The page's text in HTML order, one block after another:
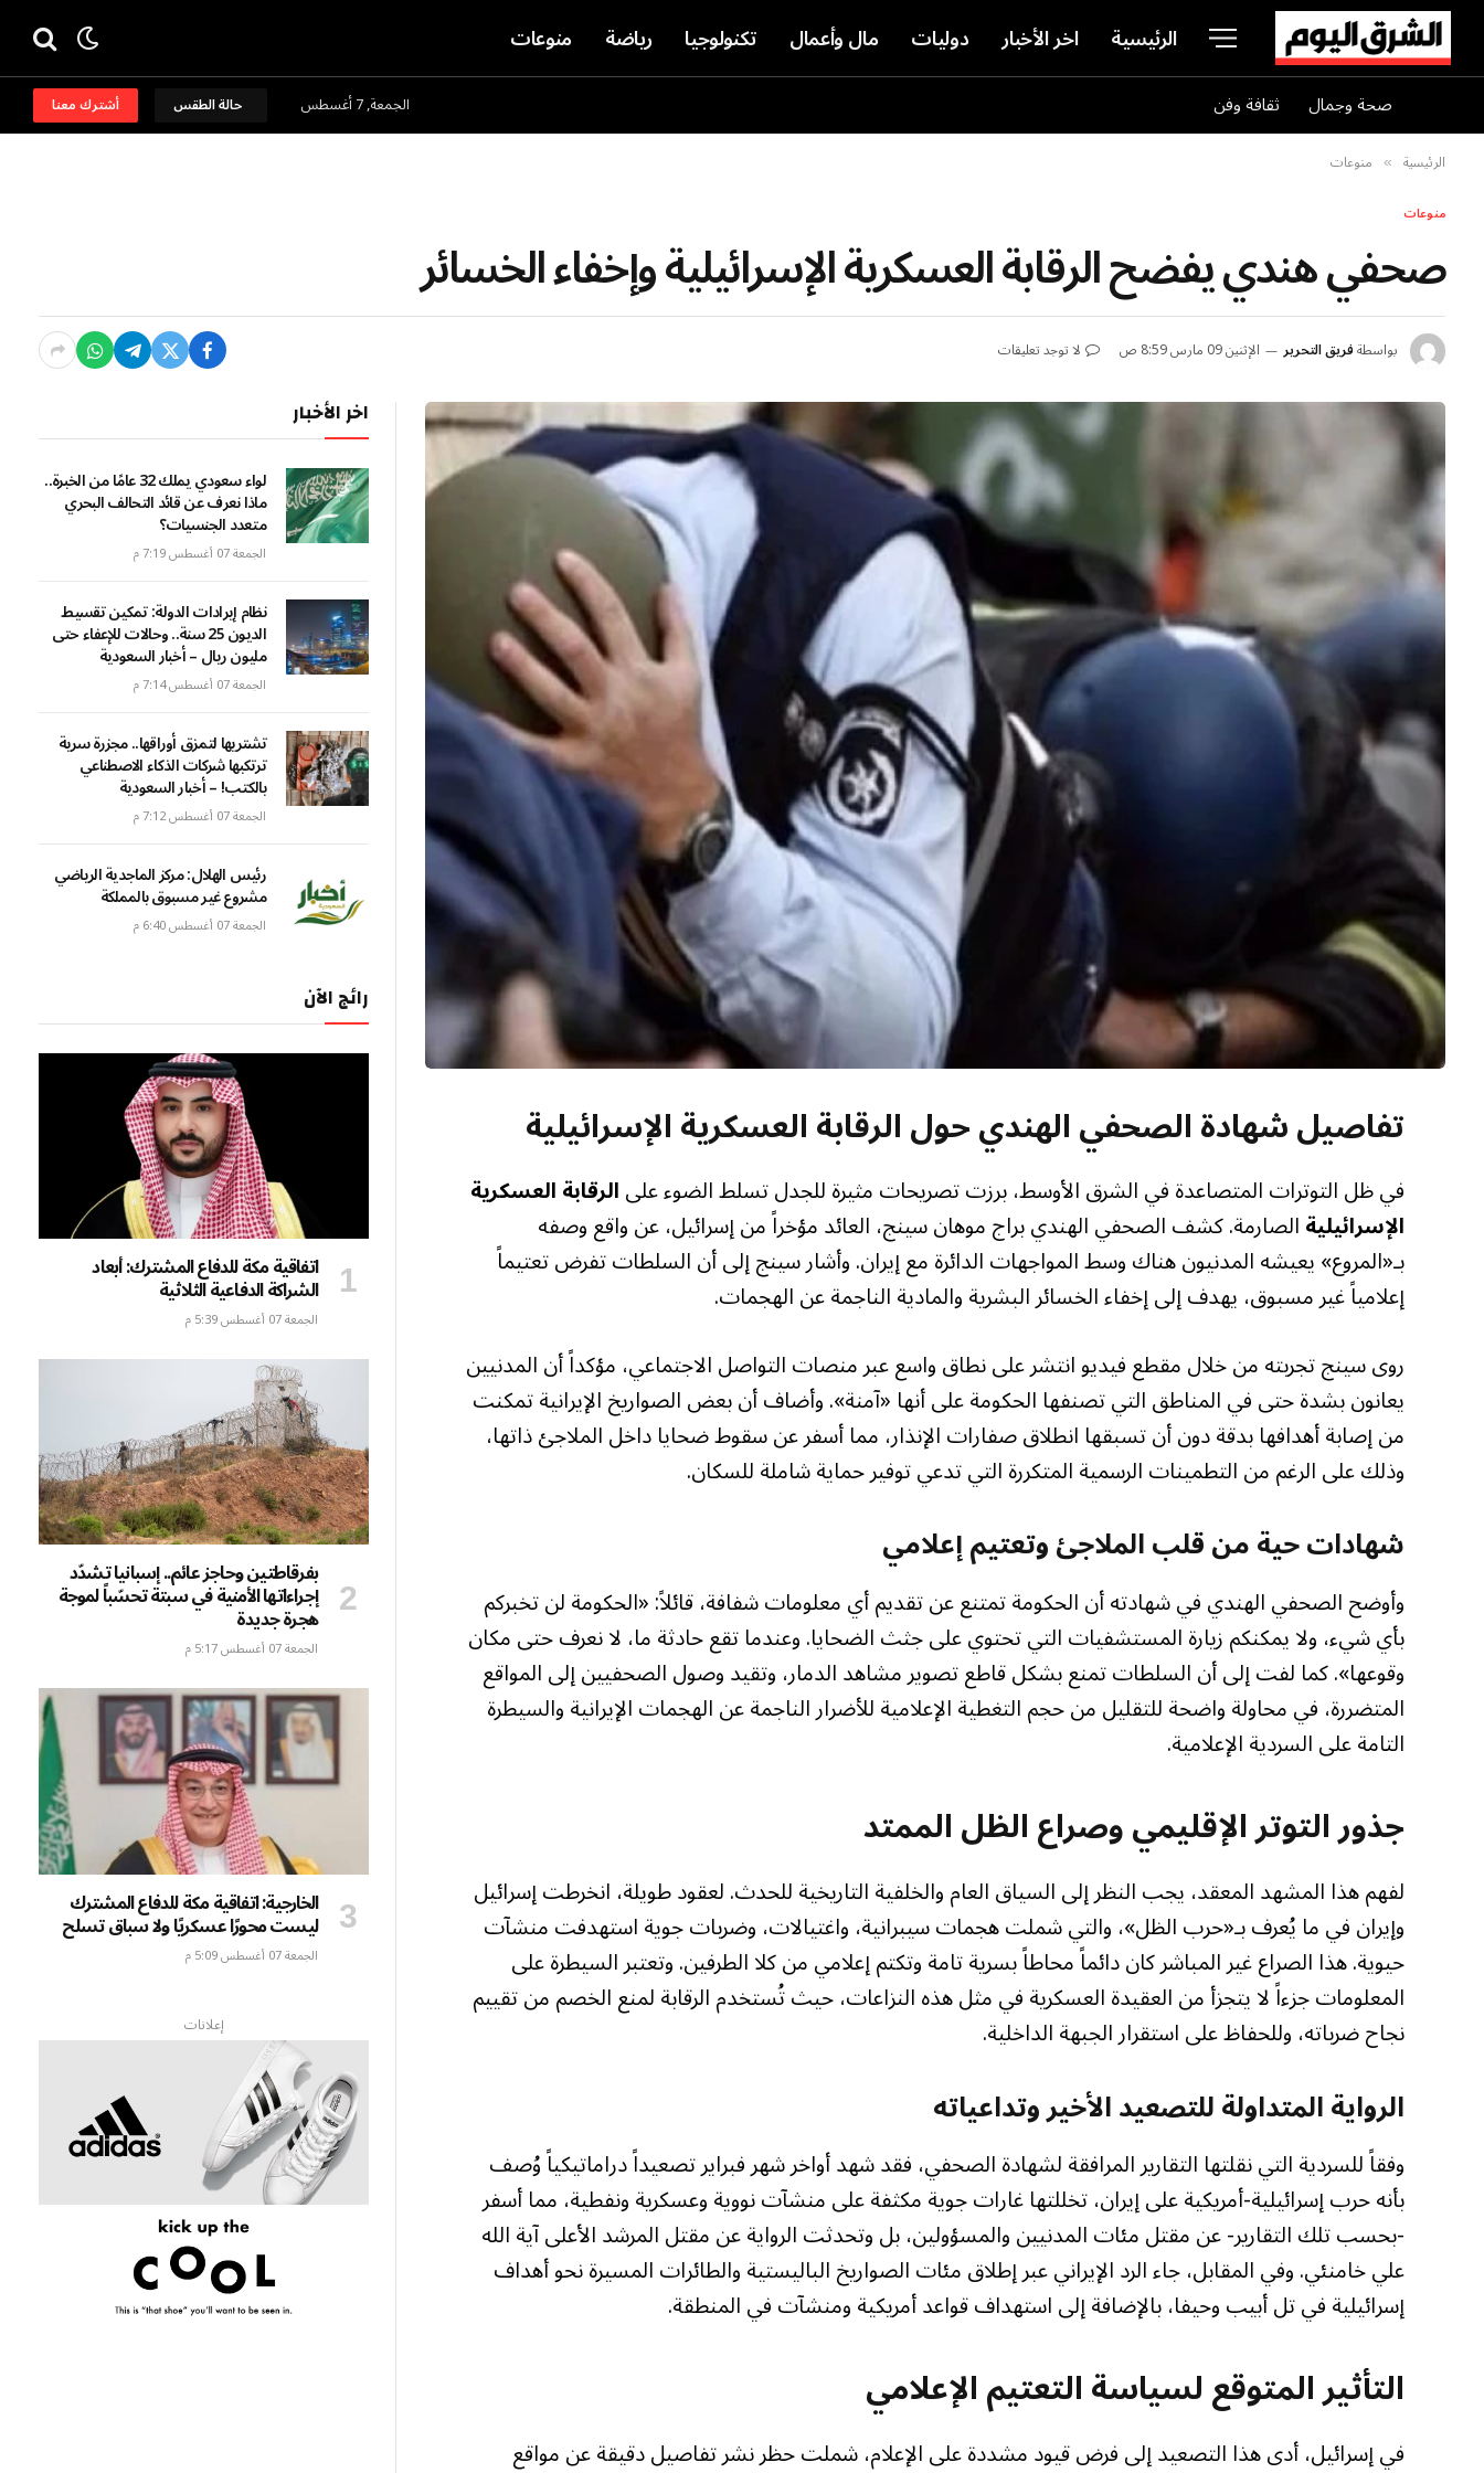
الرئيسية اخر الأخبار دوليات مال وأعمال تكنولوجيا رياضة منوعات
صحة وجمال ثقافة وفن الجمعة, 7 أغسطس حالة الطقس أشترك معنا
الرئيسية » منوعات
منوعات
صحفي هندي يفضح الرقابة العسكرية الإسرائيلية وإخفاء الخسائر
بواسطةفريق التحرير الإثنين 09 مارس 8:59 ص لا توجد تعليقات
تفاصيل شهادة الصحفي الهندي حول الرقابة العسكرية الإسرائيلية
في ظل التوترات المتصاعدة في الشرق الأوسط، برزت تصريحات مثيرة للجدل تسلط الضوء علىالرقابة العسكرية
الإسرائيليةالصارمة. كشف الصحفي الهندي براج موهان سينج، العائد مؤخراً من إسرائيل، عن واقع وصفه
بـ«المروع» يعيشه المدنيون هناك وسط المواجهات الدائرة مع إيران. وأشار سينج إلى أن السلطات تفرض تعتيماً
إعلامياً غير مسبوق، يهدف إلى إخفاء الخسائر البشرية والمادية الناجمة عن الهجمات.
روى سينج تجربته من خلال مقطع فيديو انتشر على نطاق واسع عبر منصات التواصل الاجتماعي، مؤكداً أن المدنيين
يعانون بشدة حتى في المناطق التي تصنفها الحكومة على أنها «آمنة». وأضاف أن بعض الصواريخ الإيرانية تمكنت
من إصابة أهدافها بدقة دون أن تسبقها انطلاق صفارات الإنذار، مما أسفر عن سقوط ضحايا داخل الملاجئ ذاتها،
وذلك على الرغم من التطمينات الرسمية المتكررة التي تدعي توفير حماية شاملة للسكان.
شهادات حية من قلب الملاجئ وتعتيم إعلامي
وأوضح الصحفي الهندي في شهادته أن الحكومة تمتنع عن تقديم أي معلومات شفافة، قائلاً: «الحكومة لن تخبركم
بأي شيء، ولا يمكنكم زيارة المستشفيات التي تحتوي على جثث الضحايا. وعندما تقع حادثة ما، لا نعرف حتى مكان
وقوعها». كما لفت إلى أن السلطات تمنع بشكل قاطع تصوير مشاهد الدمار، وتقيد وصول الصحفيين إلى المواقع
المتضررة، في محاولة واضحة للتقليل من حجم التغطية الإعلامية للأضرار الناجمة عن الهجمات الإيرانية والسيطرة
التامة على السردية الإعلامية.
جذور التوتر الإقليمي وصراع الظل الممتد
لفهم هذا المشهد المعقد، يجب النظر إلى السياق العام والخلفية التاريخية للحدث. لعقود طويلة، انخرطت إسرائيل
وإيران في ما يُعرف بـ«حرب الظل»، والتي شملت هجمات سيبرانية، واغتيالات، وضربات جوية استهدفت منشآت
حيوية. هذا الصراع غير المباشر كان دائماً محاطاً بسرية تامة وتكتم إعلامي من كلا الطرفين. وتعتبر السيطرة على
المعلومات جزءاً لا يتجزأ من العقيدة العسكرية في مثل هذه النزاعات، حيث تُستخدم الرقابة لمنع الخصم من تقييم
نجاح ضرباته، وللحفاظ على استقرار الجبهة الداخلية.
الرواية المتداولة للتصعيد الأخير وتداعياته
وفقاً للسردية التي نقلتها التقارير المرافقة لشهادة الصحفي، فقد شهد أواخر شهر فبراير تصعيداً دراماتيكياً وُصف
بأنه حرب إسرائيلية-أمريكية على إيران، تخللتها غارات جوية مكثفة على منشآت نووية وعسكرية ونفطية، مما أسفر
-بحسب تلك التقارير- عن مقتل مئات المدنيين والمسؤولين، بل وتحدثت الرواية عن مقتل المرشد الأعلى آية الله
علي خامنئي. وفي المقابل، جاء الرد الإيراني عبر إطلاق مئات الصواريخ الباليستية والطائرات المسيرة نحو أهداف
إسرائيلية في تل أبيب وحيفا، بالإضافة إلى استهداف قواعد أمريكية ومنشآت في المنطقة.
التأثير المتوقع لسياسة التعتيم الإعلامي
في إسرائيل، أدى هذا التصعيد إلى فرض قيود مشددة على الإعلام، شملت حظر نشر تفاصيل دقيقة عن مواقع
اخر الأخبار
لواء سعودي يملك 32 عامًا من الخبرة..
ماذا نعرف عن قائد التحالف البحري
متعدد الجنسيات؟
الجمعة 07 أغسطس 7:19 م
نظام إيرادات الدولة: تمكين تقسيط
الديون 25 سنة.. وحالات للإعفاء حتى
مليون ريال – أخبار السعودية
الجمعة 07 أغسطس 7:14 م
تشتريها لتمزق أوراقها.. مجزرة سرية
ترتكبها شركات الذكاء الاصطناعي
بالكتب! – أخبار السعودية
الجمعة 07 أغسطس 7:12 م
رئيس الهلال: مركز الماجدية الرياضي
مشروع غير مسبوق بالمملكة
الجمعة 07 أغسطس 6:40 م
رائج الآن
اتفاقية مكة للدفاع المشترك: أبعاد
الشراكة الدفاعية الثلاثية
الجمعة 07 أغسطس 5:39 م
بفرقاطتين وحاجز عائم.. إسبانيا تشدّد
إجراءاتها الأمنية في سبتة تحسّباً لموجة
هجرة جديدة
الجمعة 07 أغسطس 5:17 م
الخارجية: اتفاقية مكة للدفاع المشترك
ليست محورًا عسكريًا ولا سباق تسلح
الجمعة 07 أغسطس 5:09 م
إعلانات